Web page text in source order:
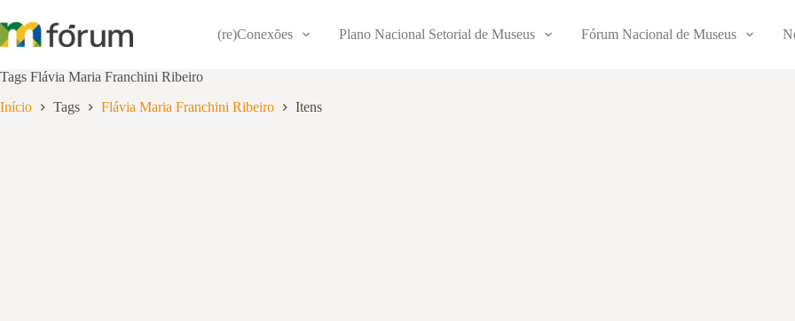
para
o
(re)Conexões Plano Nacional Setorial de Museus Fórum Nacional de Museus
Tags Flávia Maria Franchini Ribeiro
Início Tags Flávia Maria Franchini Ribeiro Itens